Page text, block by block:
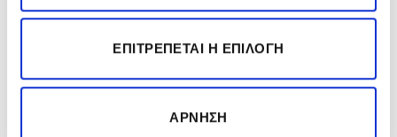
ΕΠΙΤΡΈΠΕΤΑΙ Η ΕΠΙΛΟΓΉ
ΆΡΝΗΣΗ